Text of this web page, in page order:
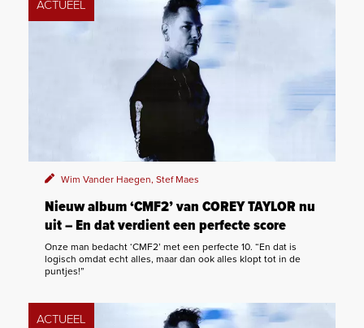
ACTUEEL
Wim Vander Haegen, Stef Maes
Nieuw album ‘CMF2’ van COREY TAYLOR nu
uit – En dat verdient een perfecte score
Onze man bedacht ‘CMF2’ met een perfecte 10. “En dat is
logisch omdat echt alles, maar dan ook alles klopt tot in de
puntjes!”
ACTUEEL